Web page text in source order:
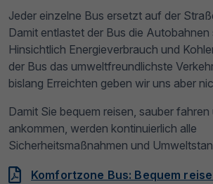
Jeder einzelne Bus ersetzt auf der
Damit entlastet der Bus die
Hinsichtlich Energieverbrauch und
der Bus das umweltfreundlichste
bislang Erreichten geben wir uns aber
Damit Sie bequem reisen, sauber
ankommen, werden kontinuierlich alle
Sicherheitsmaßnahmen und
Komfortzone Bus: Bequem